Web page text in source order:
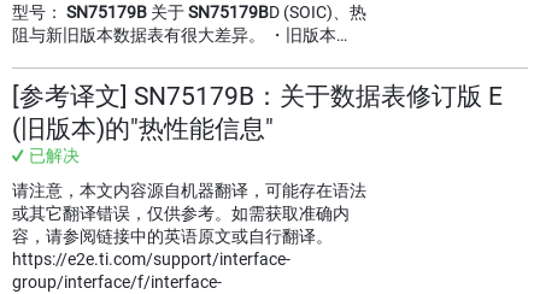
型号： SN75179B 关于SN75179BD (SOIC)、热
阻与新旧版本数据表有很大差异。 ・旧版本…
[参考译文] SN75179B：关于数据表修订版 E
(旧版本)的"热性能信息"
已解决
请注意，本文内容源自机器翻译，可能存在语法
或其它翻译错误，仅供参考。如需获取准确内
容，请参阅链接中的英语原文或自行翻译。
https://e2e.ti.com/support/interface-
group/interface/f/interface-